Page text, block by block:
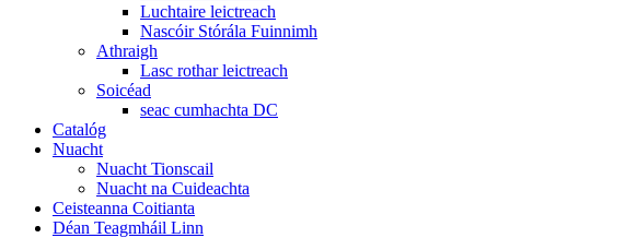
Luchtaire leictreach
Nascóir Stórála Fuinnimh
Athraigh
Lasc rothar leictreach
Soicéad
seac cumhachta DC
Catalóg
Nuacht
Nuacht Tionscail
Nuacht na Cuideachta
Ceisteanna Coitianta
Déan Teagmháil Linn